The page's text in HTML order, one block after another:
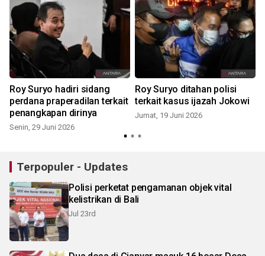
Roy Suryo hadiri sidang
perdana praperadilan terkait
penangkapan dirinya
Senin, 29 Juni 2026
Roy Suryo ditahan polisi
terkait kasus ijazah Jokowi
Jumat, 19 Juni 2026
Terpopuler - Updates
Polisi perketat pengamanan objek vital
kelistrikan di Bali
Jul 23rd